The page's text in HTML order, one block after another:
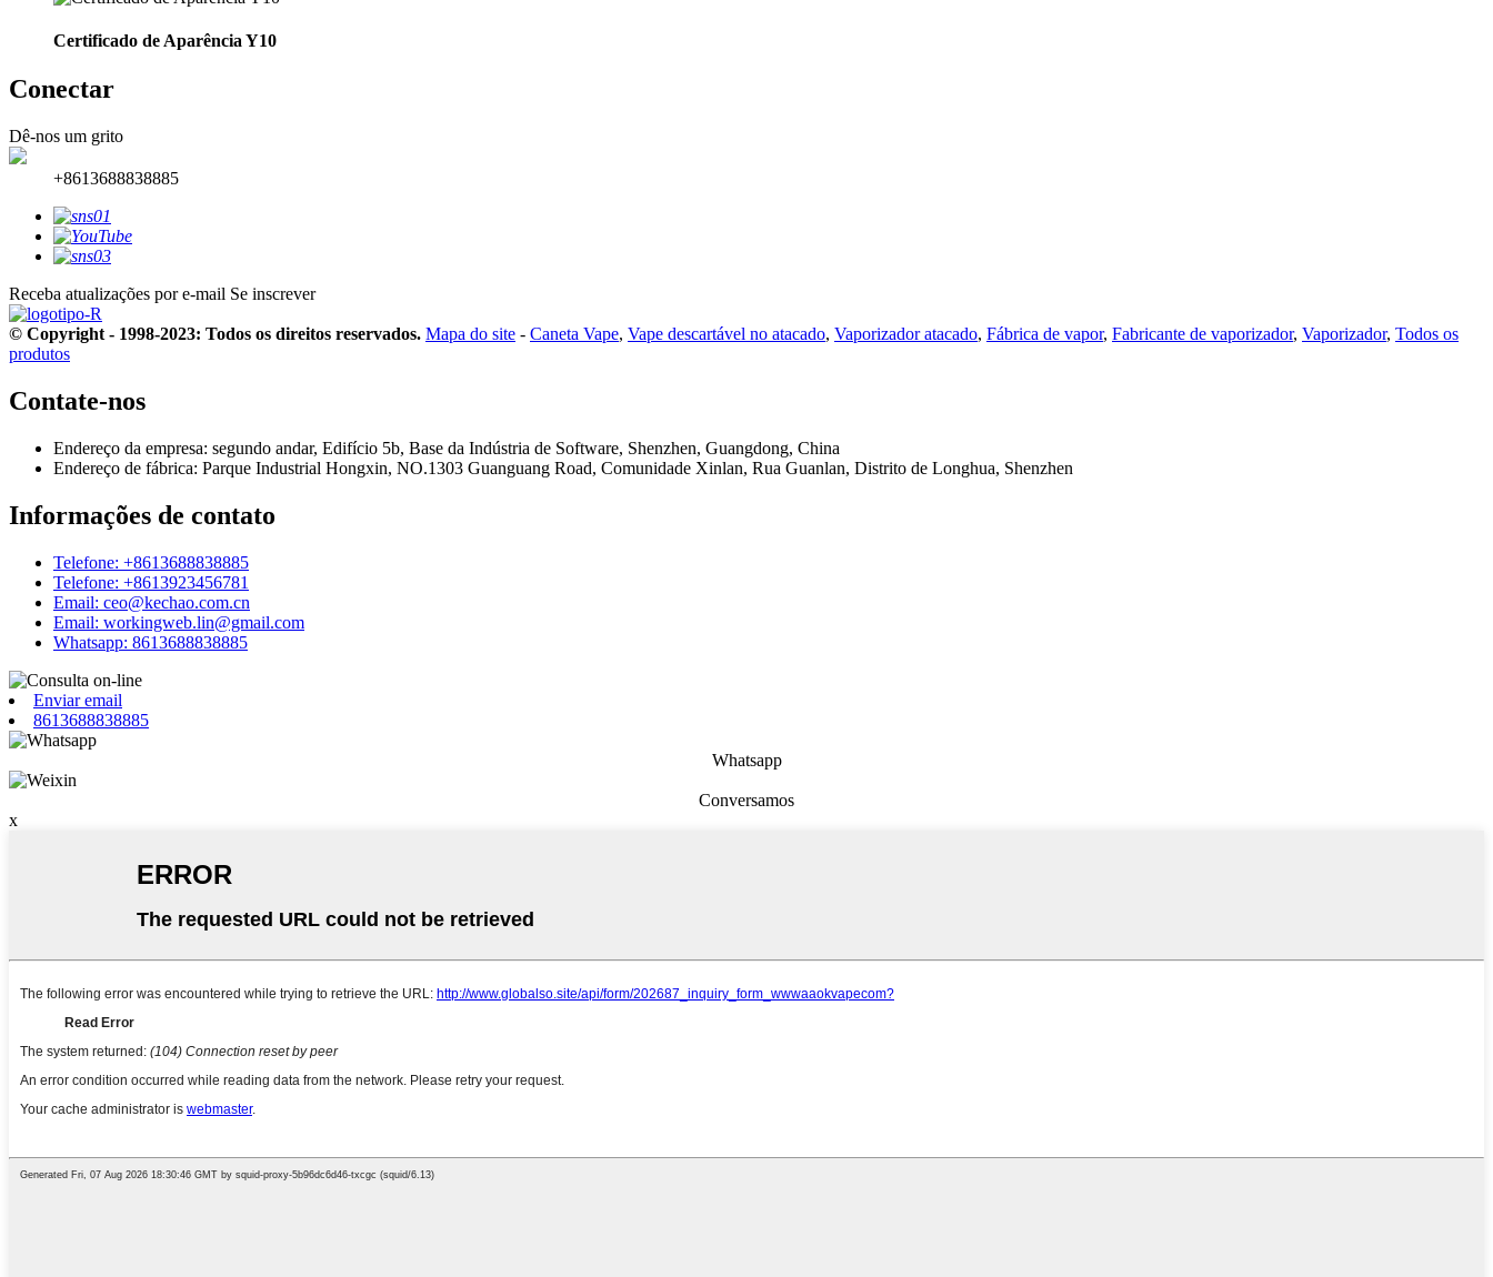
Certificado de Aparência Y10
Conectar
Dê-nos um grito
+8613688838885
Receba atualizações por e-mail Se inscrever
© Copyright - 1998-2023: Todos os direitos reservados. Mapa do site - Caneta Vape, Vape descartável no atacado, Vaporizador atacado, Fábrica de vapor, Fabricante de vaporizador, Vaporizador, Todos os
produtos
Contate-nos
Endereço da empresa: segundo andar, Edifício 5b, Base da Indústria de Software, Shenzhen, Guangdong, China
Endereço de fábrica: Parque Industrial Hongxin, NO.1303 Guanguang Road, Comunidade Xinlan, Rua Guanlan, Distrito de Longhua, Shenzhen
Informações de contato
Telefone: +8613688838885
Telefone: +8613923456781
Email: ceo@kechao.com.cn
Email: workingweb.lin@gmail.com
Whatsapp: 8613688838885
Enviar email
8613688838885
Whatsapp
Conversamos
x